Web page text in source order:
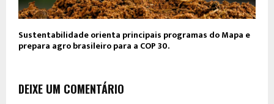
Sustentabilidade orienta principais programas do Mapa e
prepara agro brasileiro para a COP 30.
DEIXE UM COMENTÁRIO